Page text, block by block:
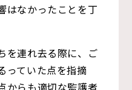
はなかったことを丁
を連れ去る際に、ご
っていた点を指摘
からも適切な監護者